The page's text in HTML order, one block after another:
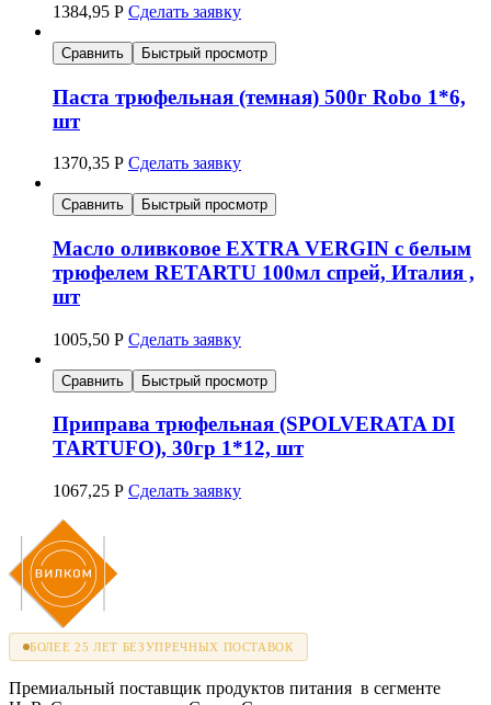
1384,95 Р Сделать заявку
Сравнить Быстрый просмотр
Паста трюфельная (темная) 500г Robo 1*6,
шт
1370,35 Р Сделать заявку
Сравнить Быстрый просмотр
Масло оливковое EXTRA VERGIN с белым
трюфелем RETARTU 100мл спрей, Италия ,
шт
1005,50 Р Сделать заявку
Сравнить Быстрый просмотр
Приправа трюфельная (SPOLVERATA DI
TARTUFO), 30гр 1*12, шт
1067,25 Р Сделать заявку
БОЛЕЕ 25 ЛЕТ БЕЗУПРЕЧНЫХ ПОСТАВОК
Премиальный поставщик продуктов питания в сегменте